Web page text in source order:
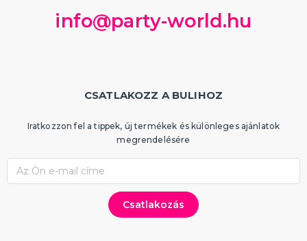
info@party-world.hu
CSATLAKOZZ A BULIHOZ
Iratkozzon fel a tippek, új termékek és különleges ajánlatok
megrendelésére